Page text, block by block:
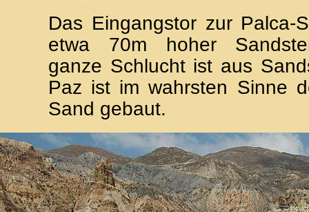
Das Eingangstor zur Palca-
etwa 70m hoher
ganze Schlucht ist aus
Paz ist im wahrsten Sinne
Sand gebaut.